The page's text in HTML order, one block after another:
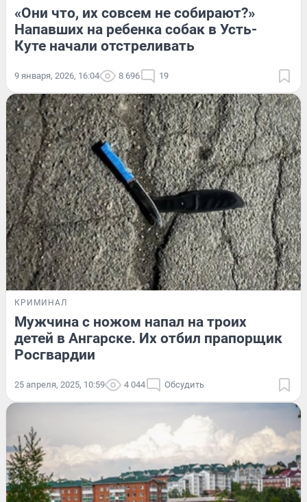
«Они что, их совсем не собирают?»
Напавших на ребенка собак в Усть-
Куте начали отстреливать
9 января, 2026, 16:04 8 696 19
КРИМИНАЛ
Мужчина с ножом напал на троих
детей в Ангарске. Их отбил прапорщик
Росгвардии
25 апреля, 2025, 10:59 4 044 Обсудить